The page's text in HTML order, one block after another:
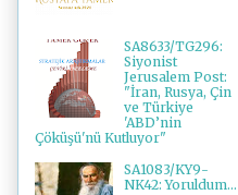
SA8633/TG296:
Siyonist
Jerusalem Post:
"İran, Rusya, Çin
ve Türkiye
'ABD’nin
Çöküşü'nü Kutluyor"
SA1083/KY9-
NK42: Yoruldum...